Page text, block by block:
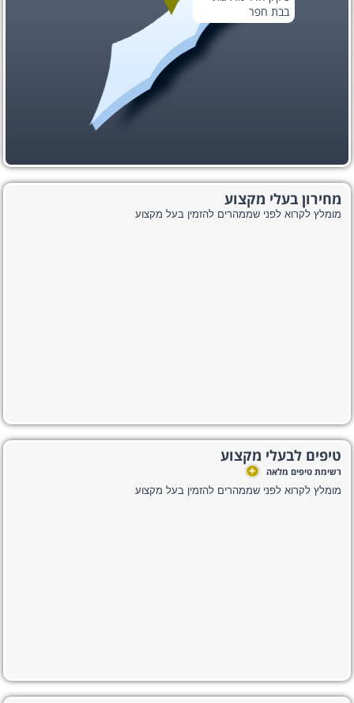
בבת חפר
מחירון בעלי מקצוע
מומלץ לקרוא לפני שממהרים להזמין בעל מקצוע
טיפים לבעלי מקצוע
רשימת טיפים מלאה +
מומלץ לקרוא לפני שממהרים להזמין בעל מקצוע